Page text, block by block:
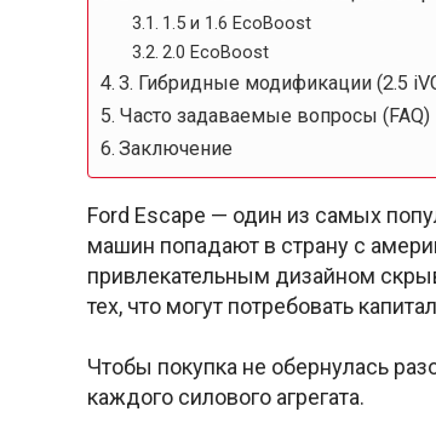
1.5 и 1.6 EcoBoost
2.0 EcoBoost
3. Гибридные модификации (2.5
Часто задаваемые вопросы (FAQ)
Заключение
Ford Escape — один из самых
машин попадают в страну с
привлекательным дизайном
тех, что могут потребовать
Чтобы покупка не обернулась
каждого силового агрегата.